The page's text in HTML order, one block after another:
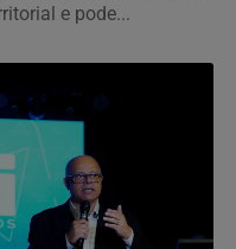
e pode...